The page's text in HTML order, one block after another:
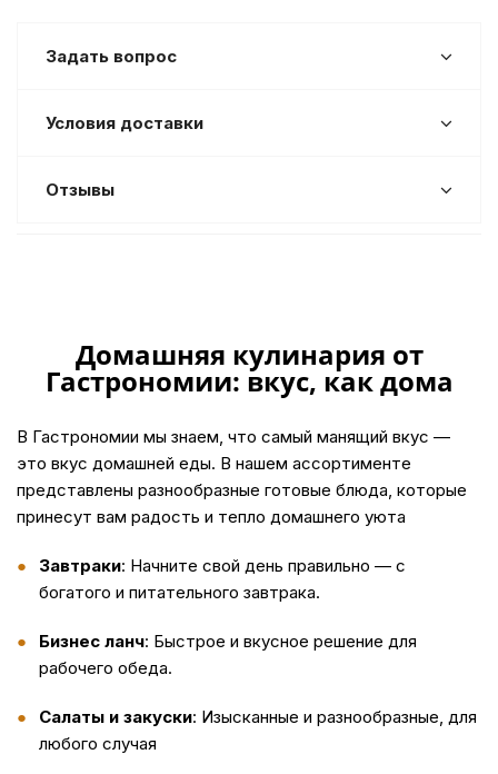
Задать вопрос
Условия доставки
Отзывы
Домашняя кулинария от
Гастрономии: вкус, как дома
В Гастрономии мы знаем, что самый манящий вкус —
это вкус домашней еды. В нашем ассортименте
представлены разнообразные готовые блюда, которые
принесут вам радость и тепло домашнего уюта
Завтраки: Начните свой день правильно — с
богатого и питательного завтрака.
Бизнес ланч: Быстрое и вкусное решение для
рабочего обеда.
Салаты и закуски: Изысканные и разнообразные, для
любого случая